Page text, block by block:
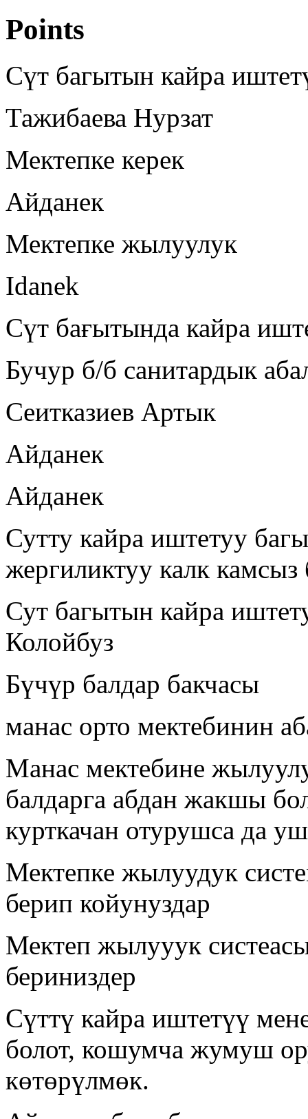
Points
Сүт багытын кайра
Тажибаева Нурзат
Мектепке керек
Айданек
Мектепке жылуулук
Idanek
Сүт бағытында кайра
Бучур б/б санитардык
Сеитказиев Артык
Айданек
Айданек
Сутту кайра иштетуу
жергиликтуу калк
Сут багытын кайра
Колойбуз
Бүчүр балдар бакчасы
манас орто мектебинин
Манас мектебине
балдарга абдан жакшы
курткачан отурушса да
Мектепке жылуудук
берип койунуздар
Мектеп жылууук
бериниздер
Сүттү кайра иштетүү
болот, кошумча жумуш
көтөрүлмөк.